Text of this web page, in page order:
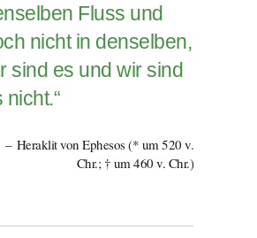
Fluss und
nicht in denselben,
sind es und wir sind
nicht.“
Heraklit von Ephesos (* um 520 v.
Chr.; † um 460 v. Chr.)